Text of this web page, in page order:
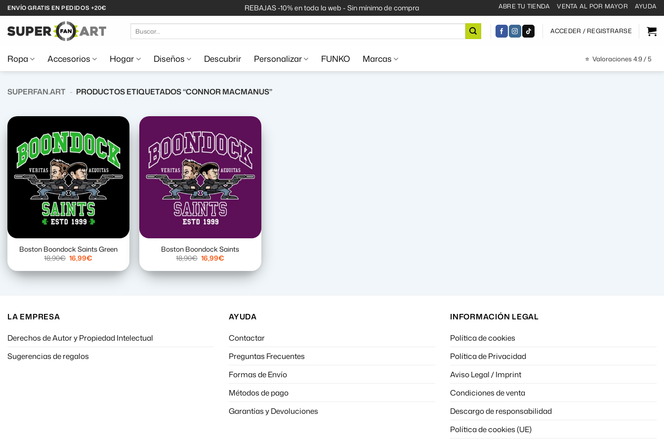
Saltar
al
contenido
ENVÍO GRATIS EN PEDIDOS +20€ REBAJAS -10% en toda la web - Sin mínimo de compra ABRE TU TIENDA VENTA AL POR MAYOR AYUDA
por:
ACCEDER / REGISTRARSE
Ropa Accesorios Hogar Diseños Descubrir Personalizar FUNKO Marcas ⭐ Valoraciones 4.9 / 5
SUPERFAN.ART - PRODUCTOS ETIQUETADOS “CONNOR MACMANUS”
Boston Boondock Saints Green
18,90€ El
precio
original
era:
16,99€
actual
es:
Boston Boondock Saints
18,90€ El
precio
original
era:
16,99€
actual
es:
LA EMPRESA
Derechos de Autor y Propiedad Intelectual
Sugerencias de regalos
AYUDA
Contactar
Preguntas Frecuentes
Formas de Envío
Métodos de pago
Garantías y Devoluciones
INFORMACIÓN LEGAL
Política de cookies
Política de Privacidad
Aviso Legal / Imprint
Condiciones de venta
Descargo de responsabilidad
Política de cookies (UE)